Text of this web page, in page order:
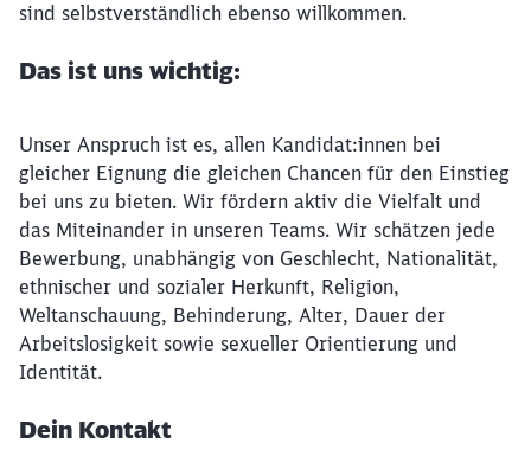
sind selbstverständlich ebenso willkommen.
Das ist uns wichtig:
Unser Anspruch ist es, allen Kandidat:innen bei
gleicher Eignung die gleichen Chancen für den Einstieg
bei uns zu bieten. Wir fördern aktiv die Vielfalt und
das Miteinander in unseren Teams. Wir schätzen jede
Bewerbung, unabhängig von Geschlecht, Nationalität,
ethnischer und sozialer Herkunft, Religion,
Weltanschauung, Behinderung, Alter, Dauer der
Arbeitslosigkeit sowie sexueller Orientierung und
Identität.
Dein Kontakt